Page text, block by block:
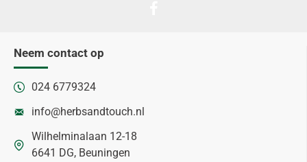
Neem contact op
024 6779324
info@herbsandtouch.nl
Wilhelminalaan 12-18
6641 DG, Beuningen